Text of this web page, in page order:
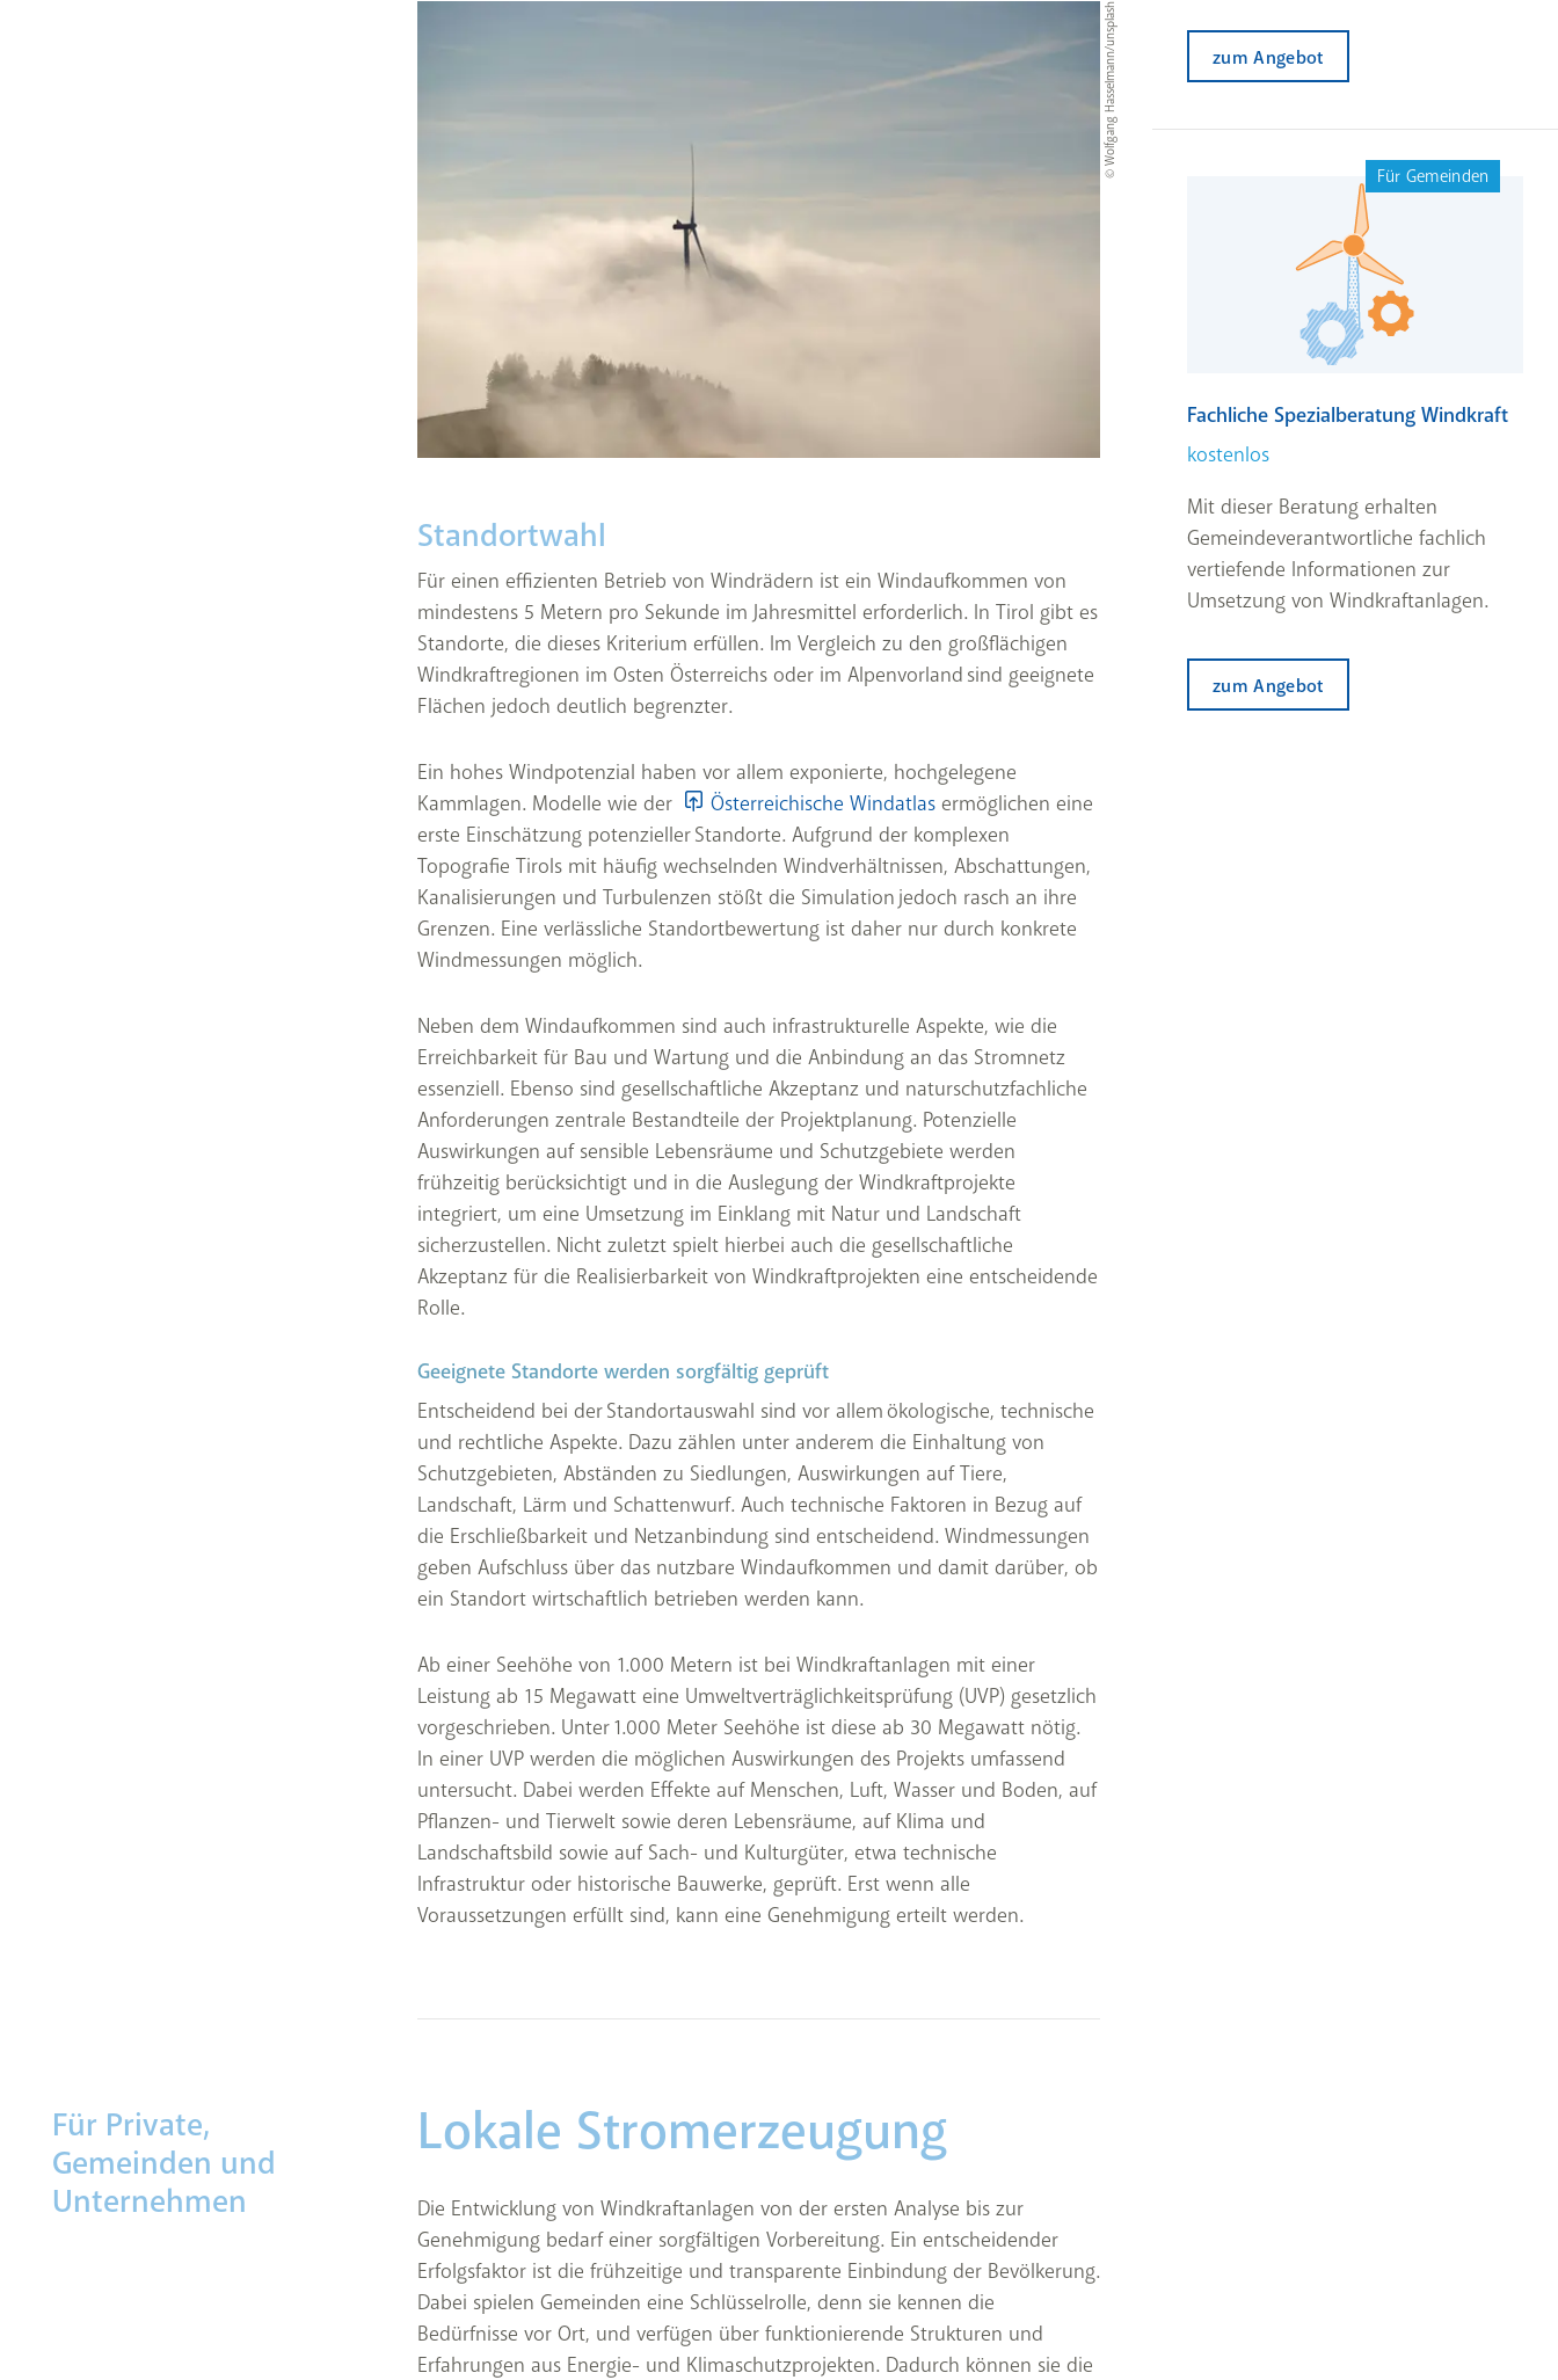
© Wolfgang Hasselmann/unsplash
Standortwahl
Für einen effizienten Betrieb von Windrädern ist ein Windaufkommen von
mindestens 5 Metern pro Sekunde im Jahresmittel erforderlich. In Tirol gibt es
Standorte, die dieses Kriterium erfüllen. Im Vergleich zu den großflächigen
Windkraftregionen im Osten Österreichs oder im Alpenvorland sind geeignete
Flächen jedoch deutlich begrenzter.
Ein hohes Windpotenzial haben vor allem exponierte, hochgelegene
Kammlagen. Modelle wie der
Österreichische Windatlasermöglichen eine
erste Einschätzung potenzieller Standorte. Aufgrund der komplexen
Topografie Tirols mit häufig wechselnden Windverhältnissen, Abschattungen,
Kanalisierungen und Turbulenzen stößt die Simulation jedoch rasch an ihre
Grenzen. Eine verlässliche Standortbewertung ist daher nur durch konkrete
Windmessungen möglich.
Neben dem Windaufkommen sind auch infrastrukturelle Aspekte, wie die
Erreichbarkeit für Bau und Wartung und die Anbindung an das Stromnetz
essenziell. Ebenso sind gesellschaftliche Akzeptanz und naturschutzfachliche
Anforderungen zentrale Bestandteile der Projektplanung. Potenzielle
Auswirkungen auf sensible Lebensräume und Schutzgebiete werden
frühzeitig berücksichtigt und in die Auslegung der Windkraftprojekte
integriert, um eine Umsetzung im Einklang mit Natur und Landschaft
sicherzustellen. Nicht zuletzt spielt hierbei auch die gesellschaftliche
Akzeptanz für die Realisierbarkeit von Windkraftprojekten eine entscheidende
Rolle.
Geeignete Standorte werden sorgfältig geprüft
Entscheidend bei der Standortauswahl sind vor allem ökologische, technische
und rechtliche Aspekte. Dazu zählen unter anderem die Einhaltung von
Schutzgebieten, Abständen zu Siedlungen, Auswirkungen auf Tiere,
Landschaft, Lärm und Schattenwurf. Auch technische Faktoren in Bezug auf
die Erschließbarkeit und Netzanbindung sind entscheidend. Windmessungen
geben Aufschluss über das nutzbare Windaufkommen und damit darüber, ob
ein Standort wirtschaftlich betrieben werden kann.
Ab einer Seehöhe von 1.000 Metern ist bei Windkraftanlagen mit einer
Leistung ab 15 Megawatt eine Umweltverträglichkeitsprüfung (UVP) gesetzlich
vorgeschrieben. Unter 1.000 Meter Seehöhe ist diese ab 30 Megawatt nötig.
In einer UVP werden die möglichen Auswirkungen des Projekts umfassend
untersucht. Dabei werden Effekte auf Menschen, Luft, Wasser und Boden, auf
Pflanzen- und Tierwelt sowie deren Lebensräume, auf Klima und
Landschaftsbild sowie auf Sach- und Kulturgüter, etwa technische
Infrastruktur oder historische Bauwerke, geprüft. Erst wenn alle
Voraussetzungen erfüllt sind, kann eine Genehmigung erteilt werden.
Für Private,
Gemeinden und
Unternehmen
Lokale Stromerzeugung
Die Entwicklung von Windkraftanlagen von der ersten Analyse bis zur
Genehmigung bedarf einer sorgfältigen Vorbereitung. Ein entscheidender
Erfolgsfaktor ist die frühzeitige und transparente Einbindung der Bevölkerung.
Dabei spielen Gemeinden eine Schlüsselrolle, denn sie kennen die
Bedürfnisse vor Ort, und verfügen über funktionierende Strukturen und
Erfahrungen aus Energie- und Klimaschutzprojekten. Dadurch können sie die
zum Angebot
Für Gemeinden
Fachliche Spezialberatung Windkraft
kostenlos
Mit dieser Beratung erhalten
Gemeindeverantwortliche fachlich
vertiefende Informationen zur
Umsetzung von Windkraftanlagen.
zum Angebot